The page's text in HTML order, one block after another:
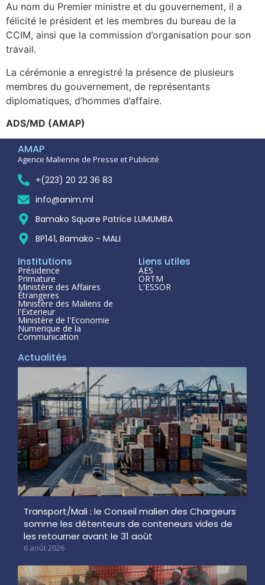
Au nom du Premier ministre et du gouvernement, il a
félicité le président et les membres du bureau de la
CCIM, ainsi que la commission d’organisation pour son
travail.
La cérémonie a enregistré la présence de plusieurs
membres du gouvernement, de représentants
diplomatiques, d’hommes d’affaire.
ADS/MD (AMAP)
AMAP
Agence Malienne de Presse et Publicité
+(223) 20 22 36 83
info@anim.ml
Bamako Square Patrice LUMUMBA
BP141, Bamako - MALI
Institutions
Présidence
Primature
Ministère des Affaires
Étrangeres
Ministère des Maliens de
l'Exterieur
Ministère de l'Economie
Numerique de la
Communication
Liens utiles
AES
ORTM
L'ESSOR
Actualités
Transport/Mali : le Conseil malien des Chargeurs
somme les détenteurs de conteneurs vides de
les retourner avant le 31 août
6 août 2026